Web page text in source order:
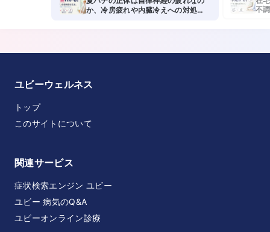
か、冷房疲れや内臓冷えへの対処法
不
ユビーウェルネス
トップ
このサイトについて
関連サービス
症状検索エンジン ユビー
ユビー 病気のQ&A
ユビーオンライン診療